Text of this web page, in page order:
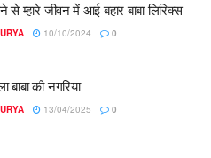
म्हारे जीवन में आई बहार बाबा लिरिक्स
10/10/2024 0
बाबा की नगरिया
13/04/2025 0